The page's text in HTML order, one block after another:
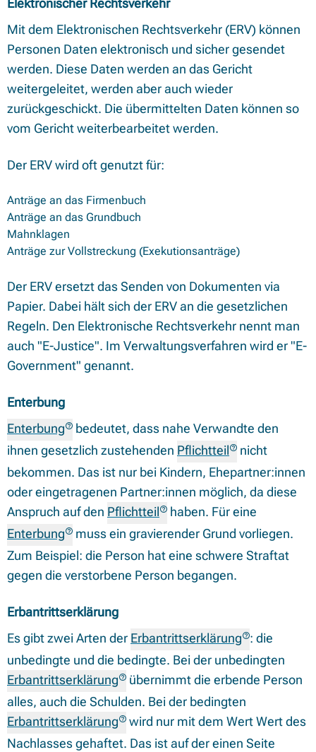
Elektronischer Rechtsverkehr
Mit dem Elektronischen Rechtsverkehr (ERV) können
Personen Daten elektronisch und sicher gesendet
werden. Diese Daten werden an das Gericht
weitergeleitet, werden aber auch wieder
zurückgeschickt. Die übermittelten Daten können so
vom Gericht weiterbearbeitet werden.
Der ERV wird oft genutzt für:
Anträge an das Firmenbuch
Anträge an das Grundbuch
Mahnklagen
Anträge zur Vollstreckung (Exekutionsanträge)
Der ERV ersetzt das Senden von Dokumenten via
Papier. Dabei hält sich der ERV an die gesetzlichen
Regeln. Den Elektronische Rechtsverkehr nennt man
auch "E-Justice". Im Verwaltungsverfahren wird er "E-
Government" genannt.
Enterbung
Enterbung
bedeutet, dass nahe Verwandte den
ihnen gesetzlich zustehenden Pflichtteil
nicht
bekommen. Das ist nur bei Kindern, Ehepartner:innen
oder eingetragenen Partner:innen möglich, da diese
Anspruch auf den Pflichtteil
haben. Für eine
Enterbung
muss ein gravierender Grund vorliegen.
Zum Beispiel: die Person hat eine schwere Straftat
gegen die verstorbene Person begangen.
Erbantrittserklärung
Es gibt zwei Arten der Erbantrittserklärung
: die
unbedingte und die bedingte. Bei der unbedingten
Erbantrittserklärung
übernimmt die erbende Person
alles, auch die Schulden. Bei der bedingten
Erbantrittserklärung
wird nur mit dem Wert Wert des
Nachlasses gehaftet. Das ist auf der einen Seite